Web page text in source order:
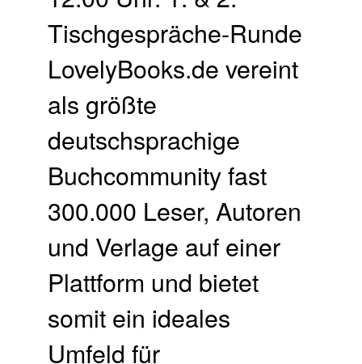
Tischgespräche-Runde
LovelyBooks.de vereint
als größte
deutschsprachige
Buchcommunity fast
300.000 Leser, Autoren
und Verlage auf einer
Plattform und bietet
somit ein ideales
Umfeld für